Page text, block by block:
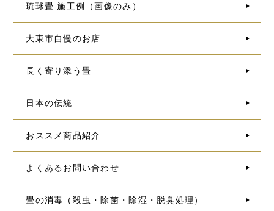
琉球畳 施工例（画像のみ）
大東市自慢のお店
長く寄り添う畳
日本の伝統
おススメ商品紹介
よくあるお問い合わせ
畳の消毒（殺虫・除菌・除湿・脱臭処理）